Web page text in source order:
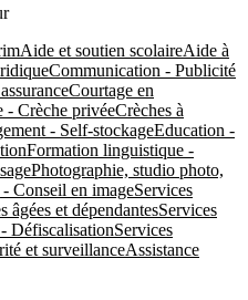
Aide et soutien scolaireAide à
Communication - Publicité
Courtage en
- Crèche privéeCrèches à
- Self-stockageEducation -
Formation linguistique -
Photographie, studio photo,
Conseil en imageServices
âgées et dépendantesServices
DéfiscalisationServices
et surveillanceAssistance